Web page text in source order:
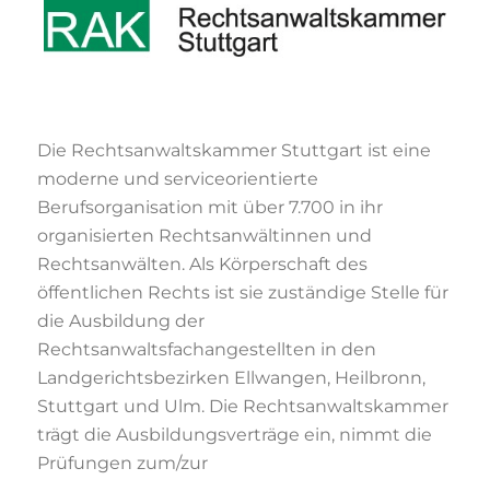
Die Rechtsanwaltskammer Stuttgart ist eine
moderne und serviceorientierte
Berufsorganisation mit über 7.700 in ihr
organisierten Rechtsanwältinnen und
Rechtsanwälten. Als Körperschaft des
öffentlichen Rechts ist sie zuständige Stelle für
die Ausbildung der
Rechtsanwaltsfachangestellten in den
Landgerichtsbezirken Ellwangen, Heilbronn,
Stuttgart und Ulm. Die Rechtsanwaltskammer
trägt die Ausbildungsverträge ein, nimmt die
Prüfungen zum/zur